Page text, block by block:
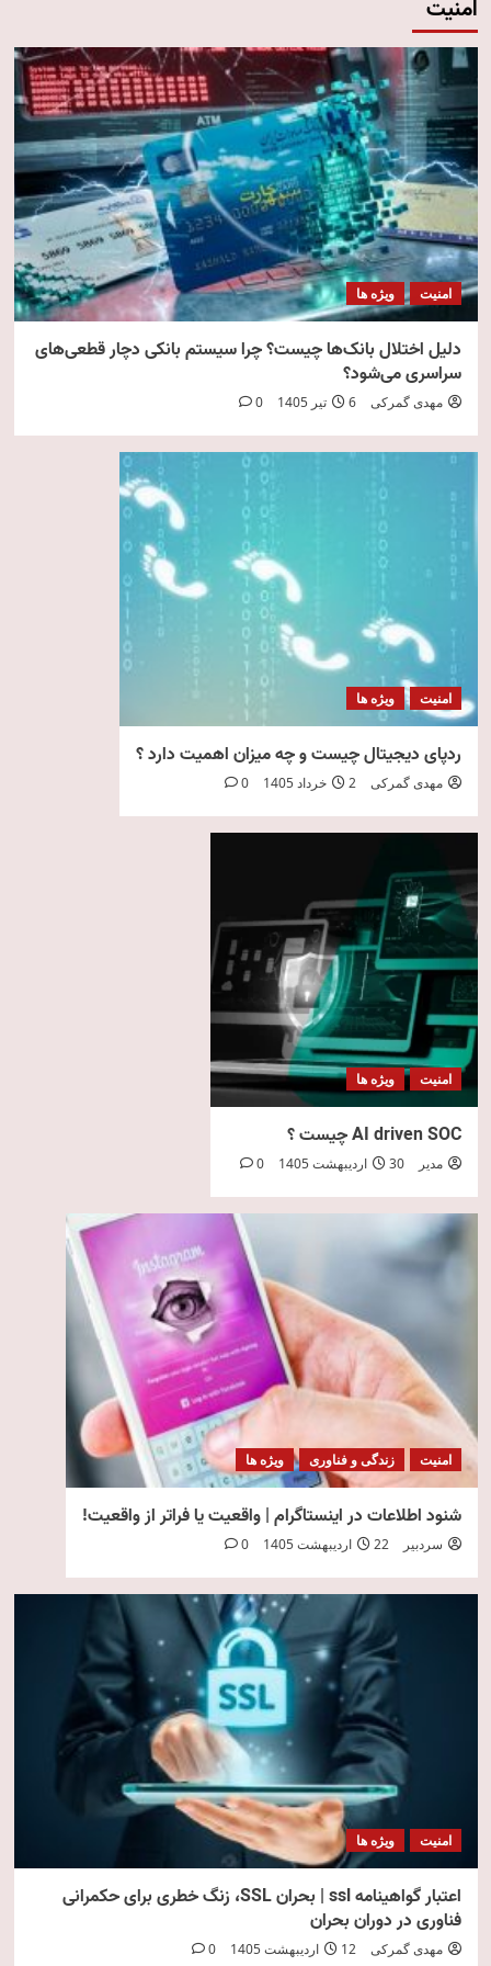
امنیت
امنیت ویژه ها
دلیل اختلال بانک‌ها چیست؟ چرا سیستم بانکی دچار قطعی‌های
سراسری می‌شود؟
مهدی گمرکی 6 تیر 1405 0
امنیت ویژه ها
ردپای دیجیتال چیست و چه میزان اهمیت دارد ؟
مهدی گمرکی 2 خرداد 1405 0
امنیت ویژه ها
AI driven SOC چیست ؟
مدیر 30 اردیبهشت 1405 0
امنیت زندگی و فناوری ویژه ها
شنود اطلاعات در اینستاگرام | واقعیت یا فراتر از واقعیت!
سردبیر 22 اردیبهشت 1405 0
امنیت ویژه ها
اعتبار گواهینامه ssl | بحران SSL، زنگ خطری برای حکمرانی
فناوری در دوران بحران
مهدی گمرکی 12 اردیبهشت 1405 0